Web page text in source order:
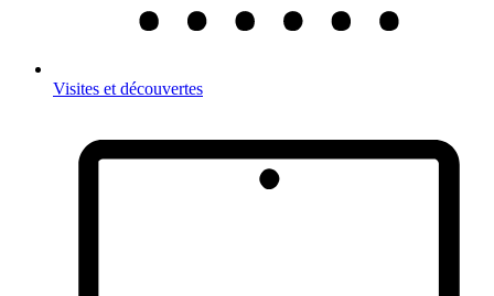
Visites et découvertes